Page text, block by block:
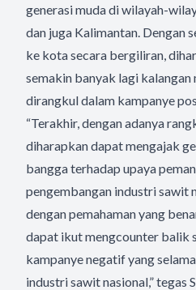
generasi muda di wilayah-
dan juga Kalimantan. Dengan
ke kota secara bergiliran,
semakin banyak lagi kalangan
dirangkul dalam kampanye
“Terakhir, dengan adanya
diharapkan dapat mengajak
bangga terhadap upaya
pengembangan industri sawit
dengan pemahaman yang
dapat ikut mengcounter balik
kampanye negatif yang
industri sawit nasional,” tegas